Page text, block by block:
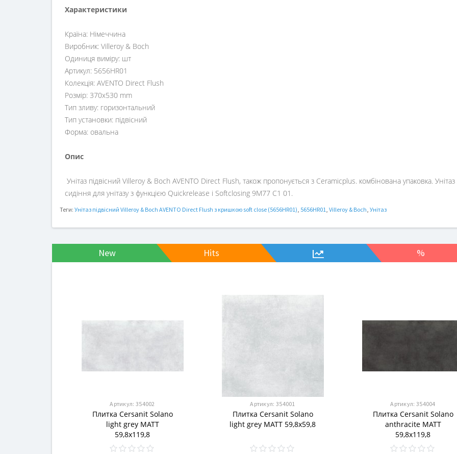
Характеристики
Країна: Німеччина
Виробник: Villeroy & Boch
Одиниця виміру: шт
Артикул: 5656HR01
Колекція: AVENTO Direct Flush
Розмір: 370x530 mm
Тип зливу: горизонтальний
Тип установки: підвісний
Форма: овальна
Опис
Унітаз підвісний Villeroy & Boch AVENTO Direct Flush, також пропонується з Ceramicplus. комбінована упаковка.
сидіння для унітазу з функцією Quickrelease і Softclosing 9M77 C1 01.
Теги: Унітаз підвісний Villeroy & Boch AVENTO Direct Flush з кришкою soft close (5656HR01), 5656HR01, Villeroy & Boch, Унітаз
New Hits %
Артикул: 354002
Плитка Cersanit Solano
light grey MATT
59,8x119,8
Артикул: 354001
Плитка Cersanit Solano
light grey MATT 59,8x59,8
Артикул: 354004
Плитка Cersanit Solano
anthracite MATT
59,8x119,8